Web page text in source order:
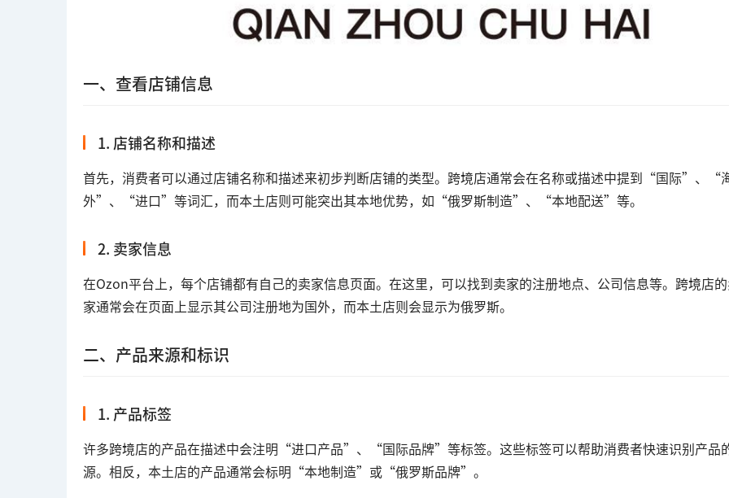
一、查看店铺信息
1. 店铺名称和描述
首先，消费者可以通过店铺名称和描述来初步判断店铺的类型。跨境店通常会在名称或描述中提到“国际”、“
外”、“进口”等词汇，而本土店则可能突出其本地优势，如“俄罗斯制造”、“本地配送”等。
2. 卖家信息
在Ozon平台上，每个店铺都有自己的卖家信息页面。在这里，可以找到卖家的注册地点、公司信息等。跨境店
家通常会在页面上显示其公司注册地为国外，而本土店则会显示为俄罗斯。
二、产品来源和标识
1. 产品标签
许多跨境店的产品在描述中会注明“进口产品”、“国际品牌”等标签。这些标签可以帮助消费者快速识别产品
源。相反，本土店的产品通常会标明“本地制造”或“俄罗斯品牌”。